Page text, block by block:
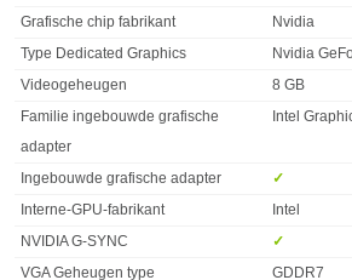
Grafische chip fabrikant
Nvidia
Type Dedicated Graphics
Nvidia
Videogeheugen
8 GB
Familie ingebouwde grafische
adapter
Intel
Ingebouwde grafische adapter
✓︎
Interne-GPU-fabrikant
Intel
NVIDIA G-SYNC
✓︎
VGA Geheugen type
GDDR7